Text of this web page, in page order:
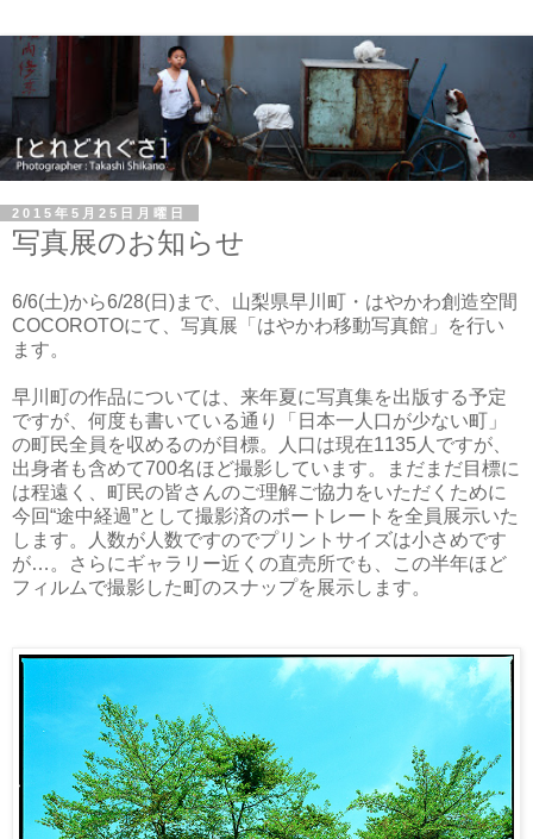
2015年5月25日月曜日
写真展のお知らせ
6/6(土)から6/28(日)まで、山梨県早川町・はやかわ創造空間
COCOROTOにて、写真展「はやかわ移動写真館」を行い
ます。
早川町の作品については、来年夏に写真集を出版する予定
ですが、何度も書いている通り「日本一人口が少ない町」
の町民全員を収めるのが目標。人口は現在1135人ですが、
出身者も含めて700名ほど撮影しています。まだまだ目標に
は程遠く、町民の皆さんのご理解ご協力をいただくために
今回“途中経過”として撮影済のポートレートを全員展示いた
します。人数が人数ですのでプリントサイズは小さめです
が…。さらにギャラリー近くの直売所でも、この半年ほど
フィルムで撮影した町のスナップを展示します。